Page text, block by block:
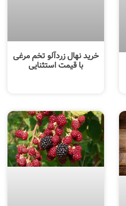
خرید نهال زردآلو تخم مرغی
با قیمت استثنایی